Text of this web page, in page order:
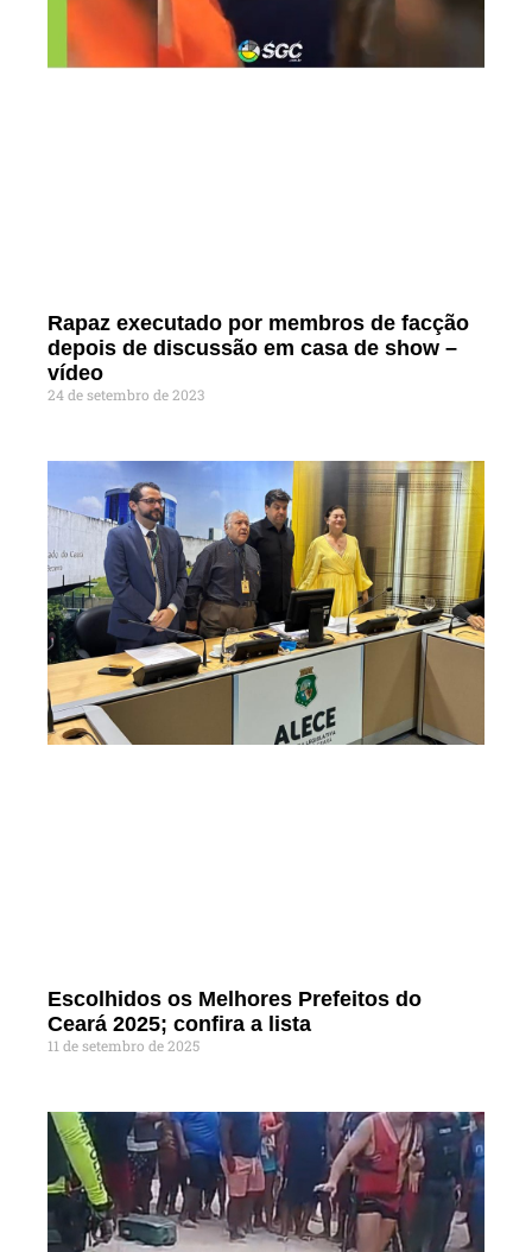
Rapaz executado por membros de facção
depois de discussão em casa de show –
vídeo
24 de setembro de 2023
Escolhidos os Melhores Prefeitos do
Ceará 2025; confira a lista
11 de setembro de 2025